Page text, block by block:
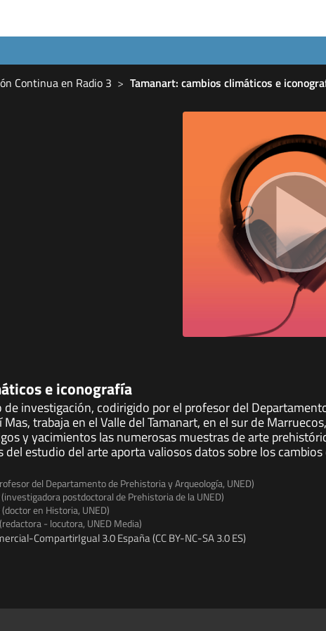
Continua en Radio 3 Tamanart: cambios climáticos e
e iconografía
de investigación, codirigido por el profesor del
trabaja en el Valle del Tamanart, en el sur de
y yacimientos las numerosas muestras de arte
estudio del arte aporta valiosos datos sobre los
del Departamento de Prehistoria y Arqueología, UNED)
(investigadora postdoctoral de Prehistoria de la UNED)
(doctor en Historia, UNED)
(redactora - locutora, UNED Media)
CompartirIgual 3.0 España (CC BY-NC-SA 3.0 ES)